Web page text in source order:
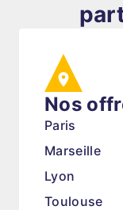
Nos
Paris
Marseille
Lyon
Toulouse